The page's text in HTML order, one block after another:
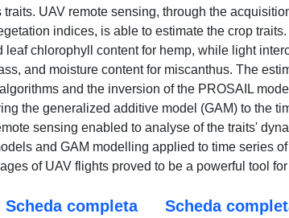
UAV remote sensing, through the
indices, is able to estimate the crop
leaf chlorophyll content for hemp, while light
and moisture content for miscanthus. The
and the inversion of the PROSAIL
the generalized additive model (GAM) to the
sensing enabled to analyse of the traits'
and GAM modelling applied to time series
of UAV flights proved to be a powerful tool for
Scheda completa Scheda